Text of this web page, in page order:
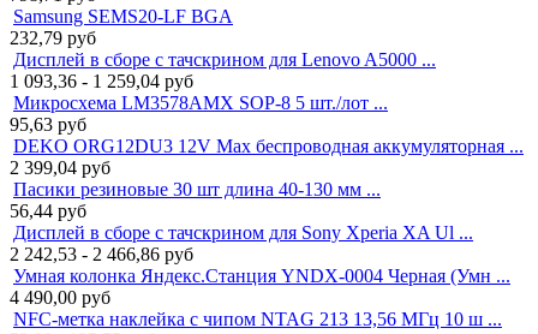
Samsung SEMS20-LF BGA
232,79 руб
Дисплей в сборе с тачскрином для Lenovo A5000 ...
1 093,36 - 1 259,04 руб
Микросхема LM3578AMX SOP-8 5 шт./лот ...
95,63 руб
DEKO ORG12DU3 12V Max беспроводная аккумуляторная ...
2 399,04 руб
Пасики резиновые 30 шт длина 40-130 мм ...
56,44 руб
Дисплей в сборе с тачскрином для Sony Xperia XA Ul ...
2 242,53 - 2 466,86 руб
Умная колонка Яндекс.Станция YNDX-0004 Черная (Умн ...
4 490,00 руб
NFC-метка наклейка с чипом NTAG 213 13,56 МГц 10 ш ...